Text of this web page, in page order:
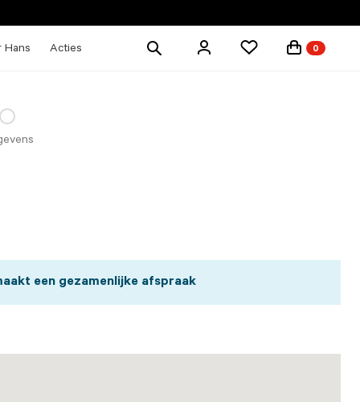
Hans Acties
Zoek
0
een gezamenlijke afspraak